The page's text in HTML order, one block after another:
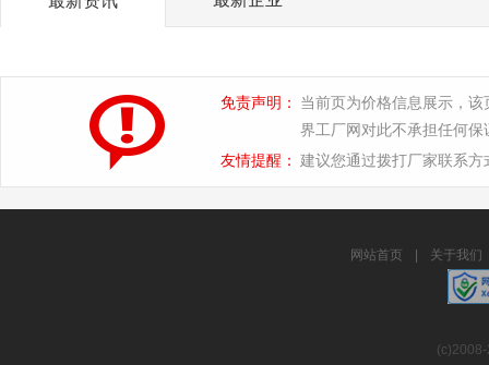
免责声明：
当前页为价格信息展示，
界工厂网对此不承担任何保
友情提醒： 建议您通过拨打厂家联系
网站首页 关于我们